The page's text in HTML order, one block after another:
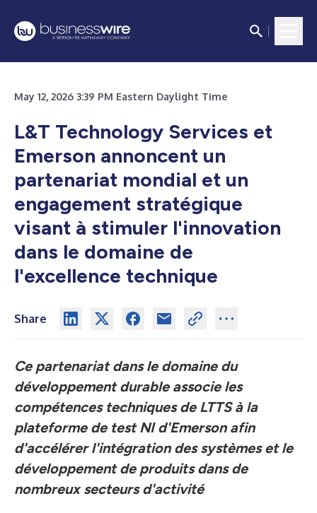
May 12, 2026 3:39 PM Eastern Daylight Time
L&T Technology Services et
Emerson annoncent un
partenariat mondial et un
engagement stratégique
visant à stimuler l'innovation
dans le domaine de
l'excellence technique
Share
Ce partenariat dans le domaine du
développement durable associe les
compétences techniques de LTTS à la
plateforme de test NI d'Emerson afin
d'accélérer l'intégration des systèmes et le
développement de produits dans de
nombreux secteurs d'activité